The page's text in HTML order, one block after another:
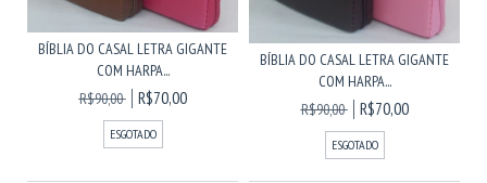
BÍBLIA DO CASAL LETRA GIGANTE
COM HARPA...
R$90,00
R$70,00
ESGOTADO
BÍBLIA DO CASAL LETRA GIGANTE
COM HARPA...
R$90,00
R$70,00
ESGOTADO